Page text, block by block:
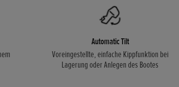
Automatic Tilt
Voreingestellte, einfache Kippfunktion bei
Lagerung oder Anlegen des Bootes